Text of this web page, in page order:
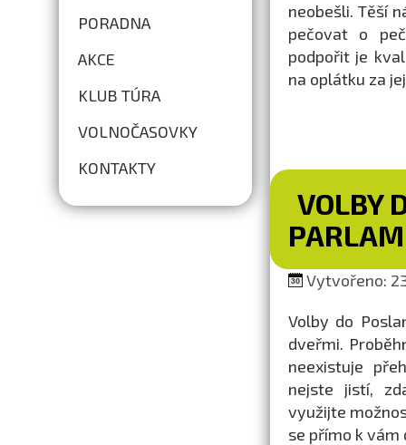
PORADNA
AKCE
KLUB TÚRA
VOLNOČASOVKY
KONTAKTY
neobešli. Těší
pečovat o
podpořit je
na oplátku za
VOLBY
Vytvořeno:
Volby do
dveřmi.
neexistuje
nejste jistí,
využijte
se přímo k